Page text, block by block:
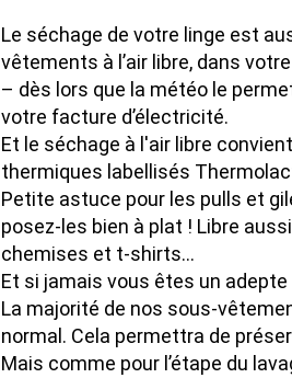
Le séchage de votre linge est
vêtements à l’air libre, dans
– dès lors que la météo le
votre facture d’électricité.
Et le séchage à l'air libre
thermiques labellisés
Petite astuce pour les pulls et
posez-les bien à plat ! Libre
chemises et t-shirts…
Et si jamais vous êtes un
La majorité de nos sous-
normal. Cela permettra de
Mais comme pour l’étape du